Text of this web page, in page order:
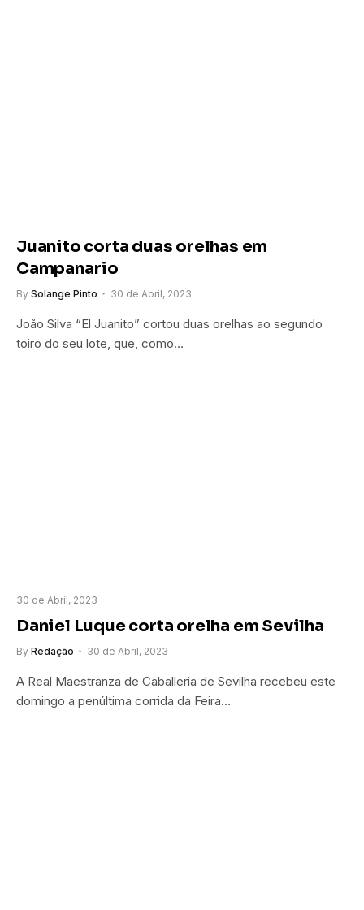
Juanito corta duas orelhas em
Campanario
By Solange Pinto 30 de Abril, 2023
João Silva “El Juanito” cortou duas orelhas ao segundo
toiro do seu lote, que, como…
30 de Abril, 2023
Daniel Luque corta orelha em Sevilha
By Redação 30 de Abril, 2023
A Real Maestranza de Caballeria de Sevilha recebeu este
domingo a penúltima corrida da Feira…